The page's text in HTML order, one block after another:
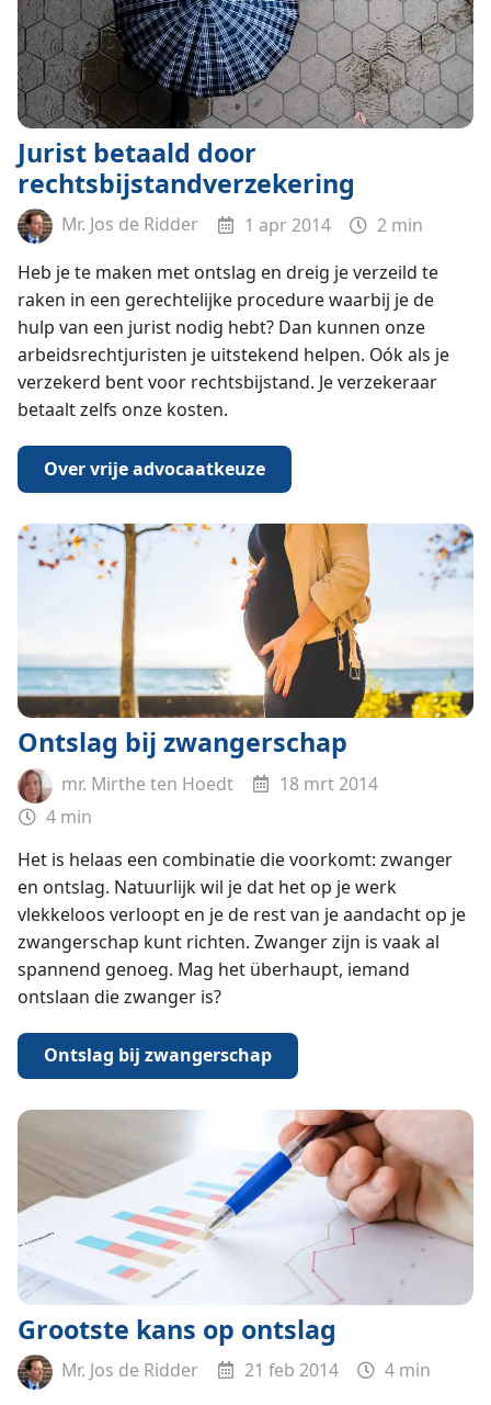
Jurist betaald door
rechtsbijstandverzekering
Mr. Jos de Ridder 1 apr 2014
2 min
Heb je te maken met ontslag en dreig je verzeild te
raken in een gerechtelijke procedure waarbij je de
hulp van een jurist nodig hebt? Dan kunnen onze
arbeidsrechtjuristen je uitstekend helpen. Oók als je
verzekerd bent voor rechtsbijstand. Je verzekeraar
betaalt zelfs onze kosten.
Over vrije advocaatkeuze
Ontslag bij zwangerschap
mr. Mirthe ten Hoedt
18 mrt 2014
4 min
Het is helaas een combinatie die voorkomt: zwanger
en ontslag. Natuurlijk wil je dat het op je werk
vlekkeloos verloopt en je de rest van je aandacht op je
zwangerschap kunt richten. Zwanger zijn is vaak al
spannend genoeg. Mag het überhaupt, iemand
ontslaan die zwanger is?
Ontslag bij zwangerschap
Grootste kans op ontslag
Mr. Jos de Ridder 21 feb 2014
4 min